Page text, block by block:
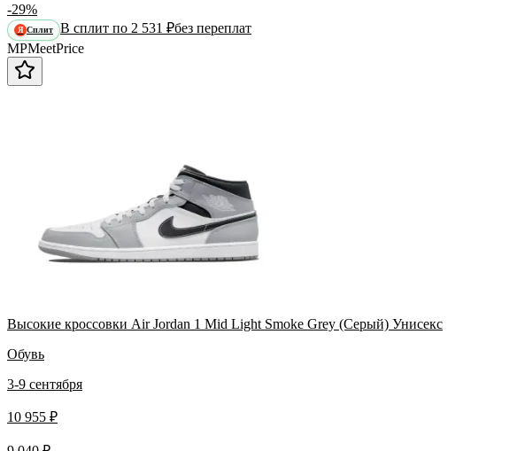
-29%
Я Сплит В сплит по 2 531 ₽без переплат
MPMeetPrice
Высокие кроссовки Air Jordan 1 Mid Light Smoke Grey (Серый) Унисекс
Обувь
3-9 сентября
10 955 ₽